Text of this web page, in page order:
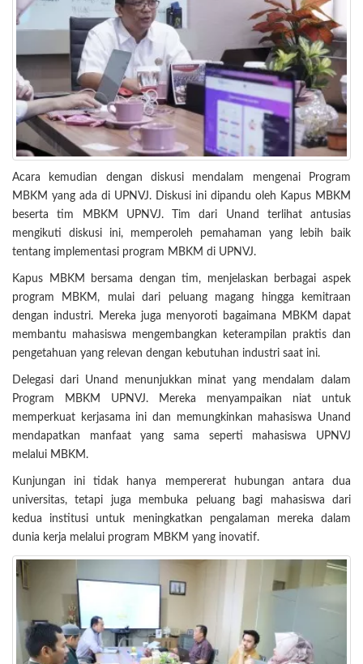
Acara kemudian dengan diskusi mendalam mengenai Program
MBKM yang ada di UPNVJ. Diskusi ini dipandu oleh Kapus MBKM
beserta tim MBKM UPNVJ. Tim dari Unand terlihat antusias
mengikuti diskusi ini, memperoleh pemahaman yang lebih baik
tentang implementasi program MBKM di UPNVJ.
Kapus MBKM bersama dengan tim, menjelaskan berbagai aspek
program MBKM, mulai dari peluang magang hingga kemitraan
dengan industri. Mereka juga menyoroti bagaimana MBKM dapat
membantu mahasiswa mengembangkan keterampilan praktis dan
pengetahuan yang relevan dengan kebutuhan industri saat ini.
Delegasi dari Unand menunjukkan minat yang mendalam dalam
Program MBKM UPNVJ. Mereka menyampaikan niat untuk
memperkuat kerjasama ini dan memungkinkan mahasiswa Unand
mendapatkan manfaat yang sama seperti mahasiswa UPNVJ
melalui MBKM.
Kunjungan ini tidak hanya mempererat hubungan antara dua
universitas, tetapi juga membuka peluang bagi mahasiswa dari
kedua institusi untuk meningkatkan pengalaman mereka dalam
dunia kerja melalui program MBKM yang inovatif.